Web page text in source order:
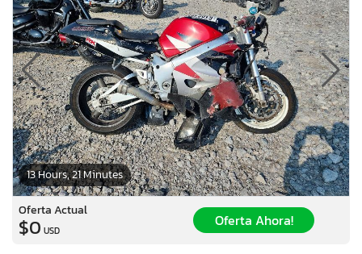
13 Hours, 21 Minutes
Oferta Actual
$0 USD
Oferta Ahora!